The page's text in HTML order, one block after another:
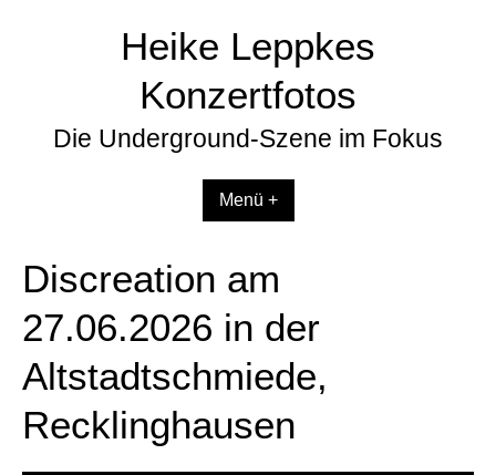
Heike Leppkes
Konzertfotos
Die Underground-Szene im Fokus
Menü +
Discreation am
27.06.2026 in der
Altstadtschmiede,
Recklinghausen